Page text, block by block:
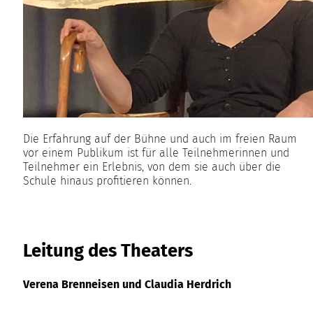
Die Erfahrung auf der Bühne und auch im freien Raum
vor einem Publikum ist für alle Teilnehmerinnen und
Teilnehmer ein Erlebnis, von dem sie auch über die
Schule hinaus profitieren können.
Leitung des Theaters
Verena Brenneisen und Claudia Herdrich